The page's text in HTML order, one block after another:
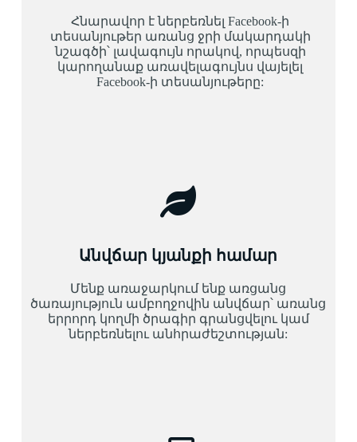
Հնարավոր է ներբեռնել Facebook-ի
տեսանյութեր առանց ջրի մակարդակի
նշագծի՝ լավագույն որակով, որպեսզի
կարողանաք առավելագույնս վայելել
Facebook-ի տեսանյութերը:
Անվճար կյանքի համար
Մենք առաջարկում ենք առցանց
ծառայություն ամբողջովին անվճար՝ առանց
երրորդ կողմի ծրագիր գրանցվելու կամ
ներբեռնելու անհրաժեշտության: